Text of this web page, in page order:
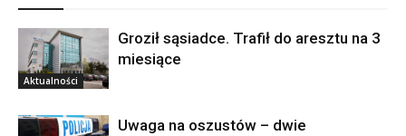
Aktualności
Groził sąsiadce. Trafił do aresztu na 3
miesiące
Uwaga na oszustów – dwie